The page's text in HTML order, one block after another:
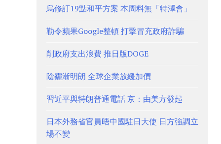
烏修訂19點和平方案 本周料無「特澤會」
勒令蘋果Google整頓 打擊冒充政府詐騙
削政府支出浪費 推日版DOGE
陰霾漸明朗 全球企業放緩加價
習近平與特朗普通電話 京：由美方發起
日本外務省官員晤中國駐日大使 日方強調立
場不變